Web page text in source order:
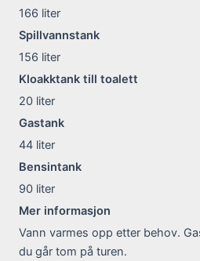
166 liter
Spillvannstank
156 liter
Kloakktank till toalett
20 liter
Gastank
44 liter
Bensintank
90 liter
Mer informasjon
Vann varmes opp etter behov.
du går tom på turen.